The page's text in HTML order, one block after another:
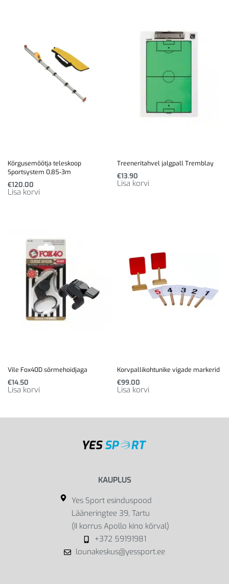
Kõrgusemõõtja teleskoop
Sportsystem 0,85-3m
€120.00
Lisa korvi
Treeneritahvel jalgpall Tremblay
€13.90
Lisa korvi
Vile Fox40D sõrmehoidjaga
€14.50
Lisa korvi
Korvpallikohtunike vigade markerid
€99.00
Lisa korvi
KAUPLUS
Yes Sport esinduspood
Lääneringtee 39, Tartu
(II korrus Apollo kino kõrval)
+372 59191981
lounakeskus@yessport.ee